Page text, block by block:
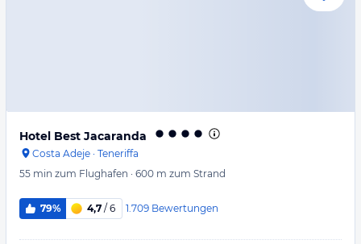
Hotel Best Jacaranda
Costa Adeje · Teneriffa
55 min zum Flughafen · 600 m zum Strand
79% 4,7 / 6 1.709 Bewertungen